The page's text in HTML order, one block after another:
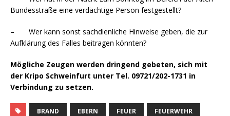
Bundesstraße eine verdächtige Person festgestellt?
– Wer kann sonst sachdienliche Hinweise geben, die zur
Aufklärung des Falles beitragen könnten?
Mögliche Zeugen werden dringend gebeten, sich mit
der Kripo Schweinfurt unter Tel. 09721/202-1731 in
Verbindung zu setzen.
BRAND EBERN FEUER FEUERWEHR